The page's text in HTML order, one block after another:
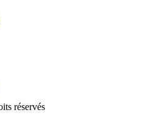
réservés